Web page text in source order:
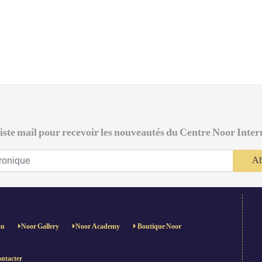
mail pour recevoir les nouveautés du Centre Noor
Noor Gallery Noor Academy Boutique Noor